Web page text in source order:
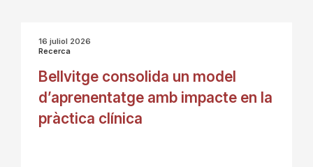
16 juliol 2026
Recerca
Bellvitge consolida un model
d’aprenentatge amb impacte en la
pràctica clínica